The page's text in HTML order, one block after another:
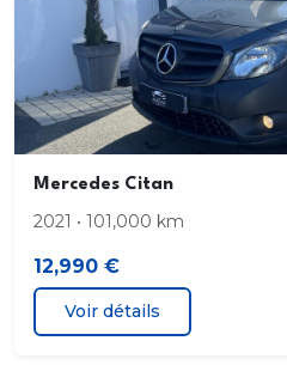
Mercedes Citan
2021 • 101,000 km
12,990 €
Voir détails